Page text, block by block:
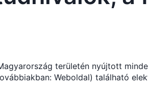
területén nyújtott
Weboldal) található